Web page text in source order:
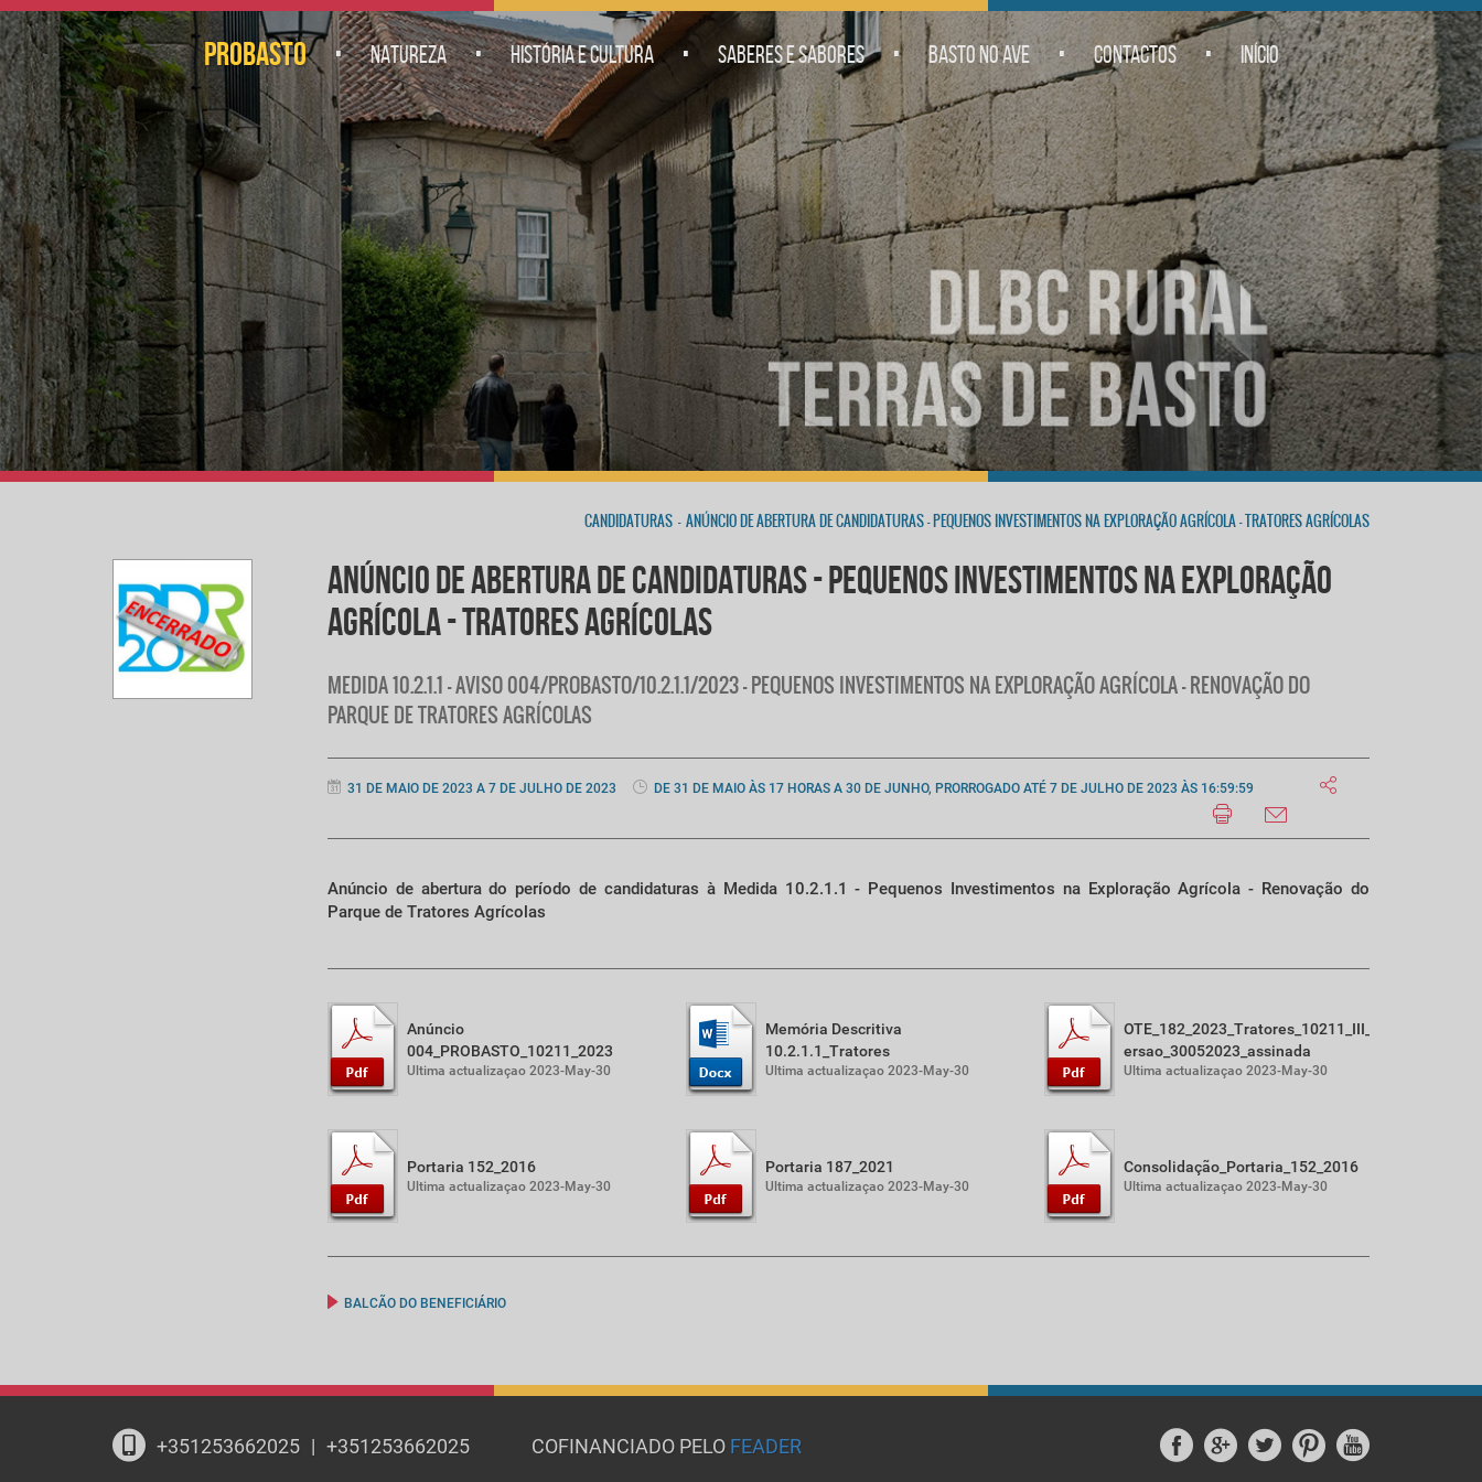
PROBASTO . NATUREZA . HISTÓRIA E CULTURA . SABERES E SABORES . BASTO NO AVE . CONTACTOS . INÍCIO
CANDIDATURAS - ANÚNCIO DE ABERTURA DE CANDIDATURAS - PEQUENOS INVESTIMENTOS NA EXPLORAÇÃO AGRÍCOLA - TRATORES AGRÍCOLAS
ANÚNCIO DE ABERTURA DE CANDIDATURAS - PEQUENOS INVESTIMENTOS NA EXPLORAÇÃO
AGRÍCOLA - TRATORES AGRÍCOLAS
MEDIDA 10.2.1.1 - AVISO 004/PROBASTO/10.2.1.1/2023 - PEQUENOS INVESTIMENTOS NA EXPLORAÇÃO AGRÍCOLA - RENOVAÇÃO DO
PARQUE DE TRATORES AGRÍCOLAS
31 DE MAIO DE 2023 A 7 DE JULHO DE 2023 DE 31 DE MAIO ÀS 17 HORAS A 30 DE JUNHO, PRORROGADO ATÉ 7 DE JULHO DE 2023 ÀS 16:59:59
Anúncio de abertura do período de candidaturas à Medida 10.2.1.1 - Pequenos Investimentos na Exploração Agrícola - Renovação do
Parque de Tratores Agrícolas
Anúncio
004_PROBASTO_10211_2023
Ultima actualizaçao 2023-May-30
Memória Descritiva
10.2.1.1_Tratores
Ultima actualizaçao 2023-May-30
OTE_182_2023_Tratores_10211_III_v
ersao_30052023_assinada
Ultima actualizaçao 2023-May-30
Portaria 152_2016
Ultima actualizaçao 2023-May-30
Portaria 187_2021
Ultima actualizaçao 2023-May-30
Consolidação_Portaria_152_2016
Ultima actualizaçao 2023-May-30
BALCÃO DO BENEFICIÁRIO
+351253662025 | +351253662025 COFINANCIADO PELO FEADER